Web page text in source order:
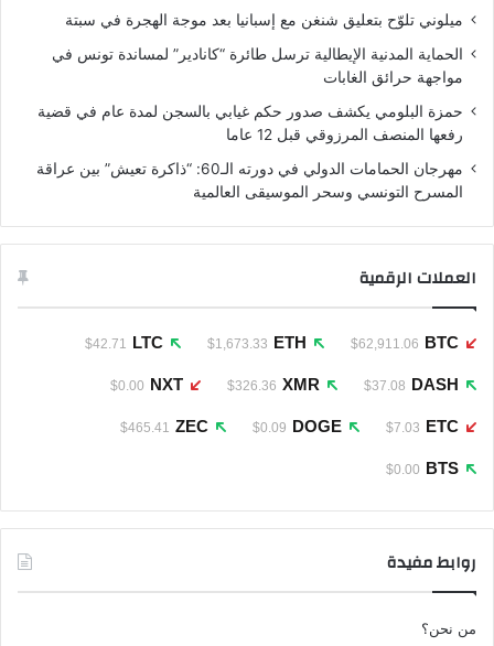
ميلوني تلوّح بتعليق شنغن مع إسبانيا بعد موجة الهجرة في سبتة
الحماية المدنية الإيطالية ترسل طائرة “كانادير” لمساندة تونس في
مواجهة حرائق الغابات
حمزة البلومي يكشف صدور حكم غيابي بالسجن لمدة عام في قضية
رفعها المنصف المرزوقي قبل 12 عاما
مهرجان الحمامات الدولي في دورته الـ60: “ذاكرة تعيش” بين عراقة
المسرح التونسي وسحر الموسيقى العالمية
العملات الرقمية
BTC
$62,911.06
ETH
$1,673.33
LTC
$42.71
DASH
$37.08
XMR
$326.36
NXT
$0.00
ETC
$7.03
DOGE
$0.09
ZEC
$465.41
BTS
$0.00
روابط مفيدة
من نحن؟